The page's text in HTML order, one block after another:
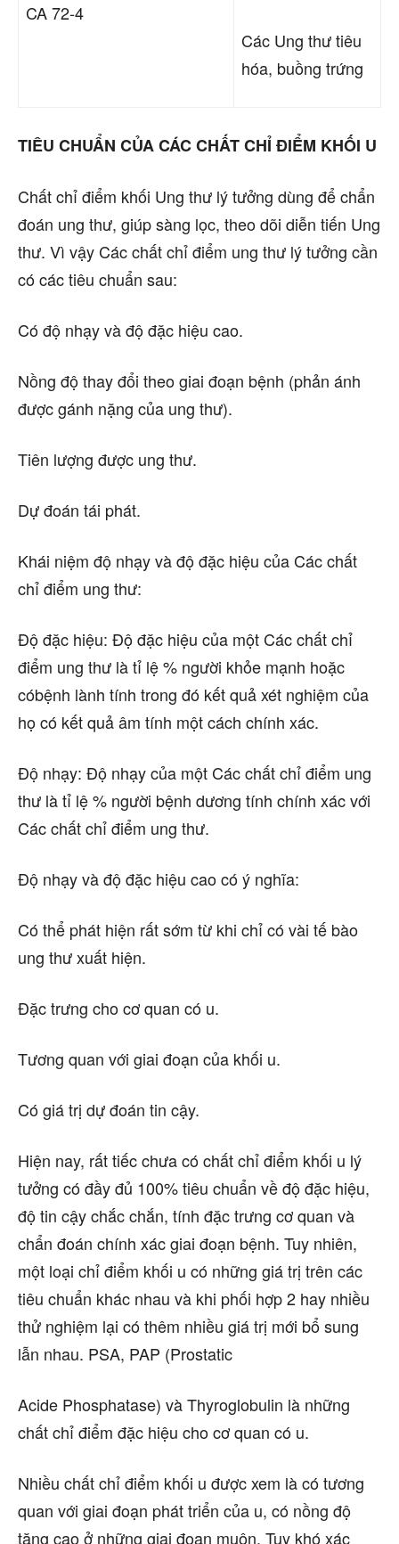
CA 72-4
Các Ung thư tiêu
hóa, buồng trứng
TIÊU CHUẨN CỦA CÁC CHẤT CHỈ ĐIỂM KHỐI U
Chất chỉ điểm khối Ung thư lý tưởng dùng để chẩn
đoán ung thư, giúp sàng lọc, theo dõi diễn tiến Ung
thư. Vì vậy Các chất chỉ điểm ung thư lý tưởng cần
có các tiêu chuẩn sau:
Có độ nhạy và độ đặc hiệu cao.
Nồng độ thay đổi theo giai đoạn bệnh (phản ánh
được gánh nặng của ung thư).
Tiên lượng được ung thư.
Dự đoán tái phát.
Khái niệm độ nhạy và độ đặc hiệu của Các chất
chỉ điểm ung thư:
Độ đặc hiệu: Độ đặc hiệu của một Các chất chỉ
điểm ung thư là tỉ lệ % người khỏe mạnh hoặc
cóbệnh lành tính trong đó kết quả xét nghiệm của
họ có kết quả âm tính một cách chính xác.
Độ nhạy: Độ nhạy của một Các chất chỉ điểm ung
thư là tỉ lệ % người bệnh dương tính chính xácvới
Các chất chỉ điểm ung thư.
Độ nhạy và độ đặc hiệu cao có ý nghĩa:
Có thể phát hiện rất sớm từ khi chỉ có vài tế bào
ung thư xuất hiện.
Đặc trưng cho cơ quan có u.
Tương quan với giai đoạn của khối u.
Có giá trị dự đoán tin cậy.
Hiện nay, rất tiếc chưa có chất chỉ điểm khối u lý
tưởng có đầy đủ 100% tiêu chuẩn về độ đặc hiệu,
độ tin cậy chắc chắn, tính đặc trưng cơ quan và
chẩn đoán chính xác giai đoạn bệnh. Tuy nhiên,
một loại chỉ điểm khối u có những giá trị trên các
tiêu chuẩn khác nhau và khi phối hợp 2 hay nhiều
thử nghiệm lại có thêm nhiều giá trị mới bổ sung
lẫn nhau. PSA, PAP (Prostatic
Acide Phosphatase) và Thyroglobulin là những
chất chỉ điểm đặc hiệu cho cơ quan có u.
Nhiều chất chỉ điểm khối u được xem là có tương
quan với giai đoạn phát triển của u, có nồng độ
tăng cao ở những giai đoạn muộn. Tuy khó xác